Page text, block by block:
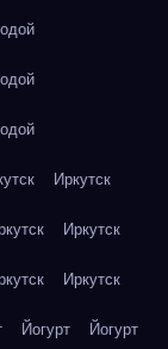
Иркутск
Иркутск
Иркутск
Йогурт Йогурт